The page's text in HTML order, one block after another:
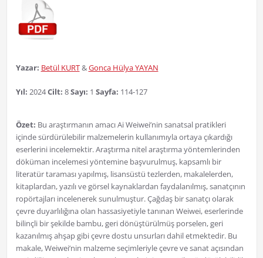
Yazar: Betül KURT&Gonca Hülya YAYAN
Yıl: 2024Cilt: 8Sayı: 1 Sayfa: 114-127
Özet: Bu araştırmanın amacı Ai Weiwei’nin sanatsal pratikleri
içinde sürdürülebilir malzemelerin kullanımıyla ortaya çıkardığı
eserlerini incelemektir. Araştırma nitel araştırma yöntemlerinden
döküman incelemesi yöntemine başvurulmuş, kapsamlı bir
literatür taraması yapılmış, lisansüstü tezlerden, makalelerden,
kitaplardan, yazılı ve görsel kaynaklardan faydalanılmış, sanatçının
ropörtajları incelenerek sunulmuştur. Çağdaş bir sanatçı olarak
çevre duyarlılığına olan hassasiyetiyle tanınan Weiwei, eserlerinde
bilinçli bir şekilde bambu, geri dönüştürülmüş porselen, geri
kazanılmış ahşap gibi çevre dostu unsurları dahil etmektedir. Bu
makale, Weiwei’nin malzeme seçimleriyle çevre ve sanat açısından